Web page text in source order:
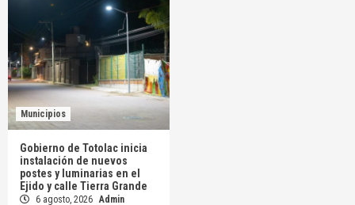
Municipios
Gobierno de Totolac inicia
instalación de nuevos
postes y luminarias en el
Ejido y calle Tierra Grande
6 agosto, 2026 Admin